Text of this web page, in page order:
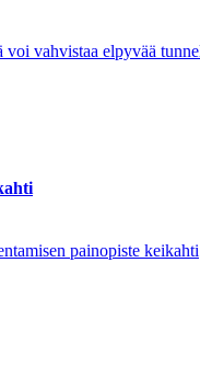
vahvistaa elpyvää
painopiste keikahti